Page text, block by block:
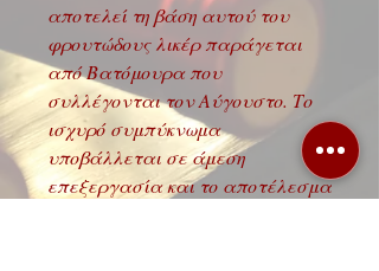
αποτελεί τη βάση αυτού του
φρουτώδους λικέρ παράγεται
από Βατόμουρα που
συλλέγονται τον Αύγουστο. Το
ισχυρό συμπύκνωμα
υποβάλλεται σε άμεση
επεξεργασία και το αποτέλεσμα